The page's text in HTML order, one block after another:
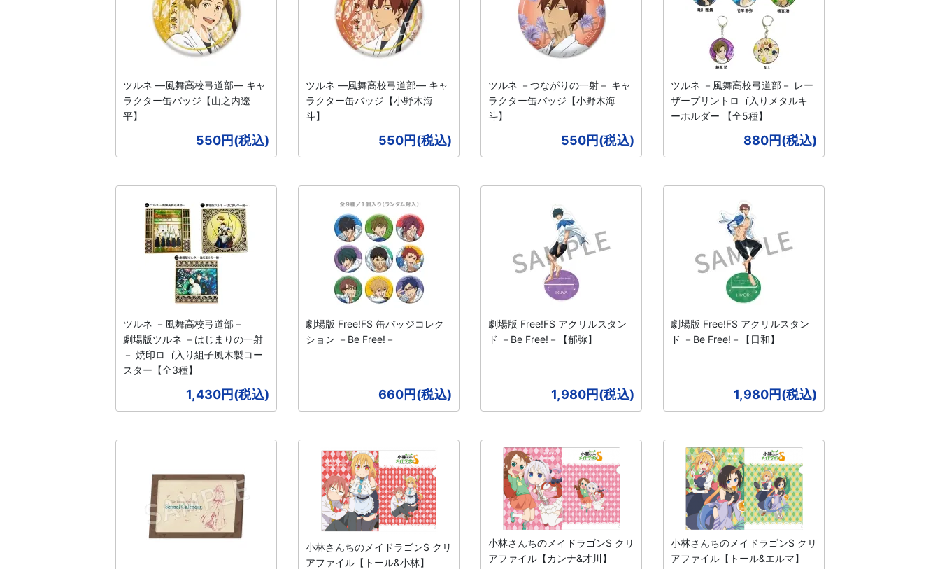
ツルネ ―風舞高校弓道部― キャ
ラクター缶バッジ【山之内遼
平】
550円(税込)
ツルネ ―風舞高校弓道部― キャ
ラクター缶バッジ【小野木海
斗】
550円(税込)
ツルネ －つながりの一射－ キャ
ラクター缶バッジ【小野木海
斗】
550円(税込)
ツルネ －風舞高校弓道部－ レー
ザープリントロゴ入りメタルキ
ーホルダー 【全5種】
880円(税込)
ツルネ －風舞高校弓道部－
劇場版ツルネ －はじまりの一射
－ 焼印ロゴ入り組子風木製コー
スター【全3種】
1,430円(税込)
劇場版 Free!FS 缶バッジコレク
ション －Be Free!－
660円(税込)
劇場版 Free!FS アクリルスタン
ド －Be Free!－【郁弥】
1,980円(税込)
劇場版 Free!FS アクリルスタン
ド －Be Free!－【日和】
1,980円(税込)
小林さんちのメイドラゴンS クリ
アファイル【トール&小林】
小林さんちのメイドラゴンS クリ
アファイル【カンナ&才川】
小林さんちのメイドラゴンS クリ
アファイル【トール&エルマ】